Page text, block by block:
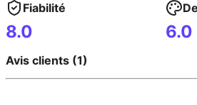
Fiabilité
8.0 6.0
Avis clients (1)